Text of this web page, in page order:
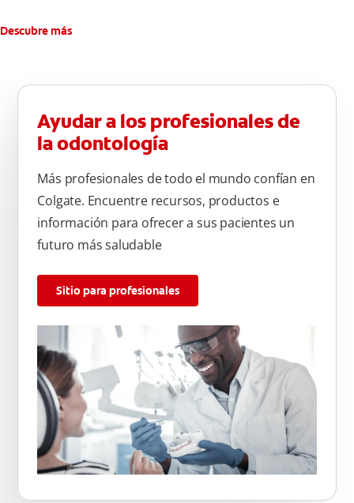
Descubre más
Ayudar a los profesionales de
la odontología
Más profesionales de todo el mundo confían en
Colgate. Encuentre recursos, productos e
información para ofrecer a sus pacientes un
futuro más saludable
Sitio para profesionales